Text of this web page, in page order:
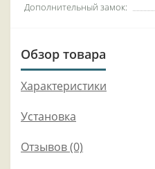
Дополнительный замок:
Обзор товара
Характеристики
Установка
Отзывов (0)